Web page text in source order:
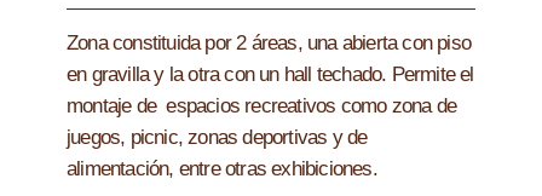
Zona constituida por 2 áreas, una abierta con piso
en gravilla y la otra con un hall techado. Permite el
montaje de espacios recreativos como zona de
juegos, picnic, zonas deportivas y de
alimentación, entre otras exhibiciones.